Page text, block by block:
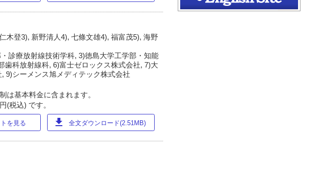
木登3), 新野清人4), 七條文雄4), 福富茂5), 海野
診療放射線技術学科, 3)徳島大学工学部・知能
科放射線科, 6)富士ゼロックス株式会社, 7)大
9)シーメンス旭メディテック株式会社
は基本料金に含まれます。
(税込) です。
を見る download 全文ダウンロード(2.51MB)